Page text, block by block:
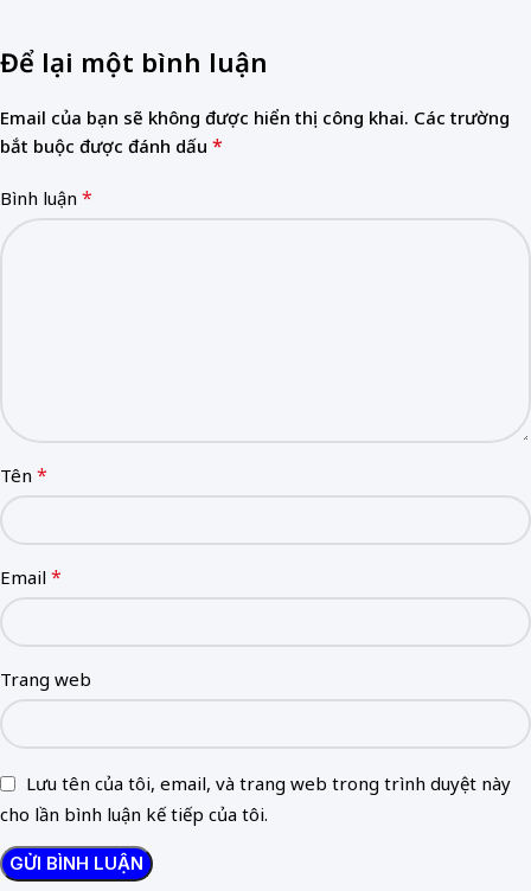
Để lại một bình luận
Email của bạn sẽ không được hiển thị công khai. Các trường
bắt buộc được đánh dấu *
Bình luận *
Tên *
Email *
Trang web
Lưu tên của tôi, email, và trang web trong trình duyệt này
cho lần bình luận kế tiếp của tôi.